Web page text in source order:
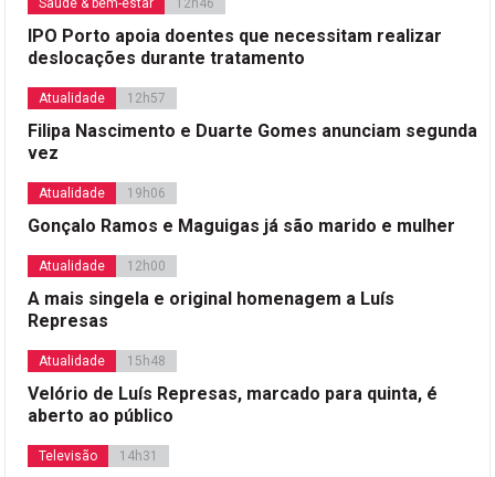
Saúde & bem-estar 12h46
IPO Porto apoia doentes que necessitam realizar
deslocações durante tratamento
Atualidade 12h57
Filipa Nascimento e Duarte Gomes anunciam segunda
vez
Atualidade 19h06
Gonçalo Ramos e Maguigas já são marido e mulher
Atualidade 12h00
A mais singela e original homenagem a Luís
Represas
Atualidade 15h48
Velório de Luís Represas, marcado para quinta, é
aberto ao público
Televisão 14h31